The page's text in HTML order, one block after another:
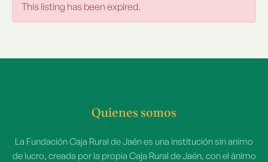
This listing has been expired.
Quienes somos
La Fundación Caja Rural de Jaén es una institución sin animo
de lucro, creada por la propia Caja Rural de Jaén, con el ánimo